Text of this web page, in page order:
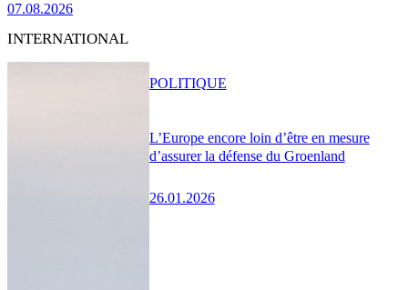
07.08.2026
INTERNATIONAL
L’Europe encore loin d’être en mesure
d’assurer la défense du Groenland
26.01.2026
POLITIQUE